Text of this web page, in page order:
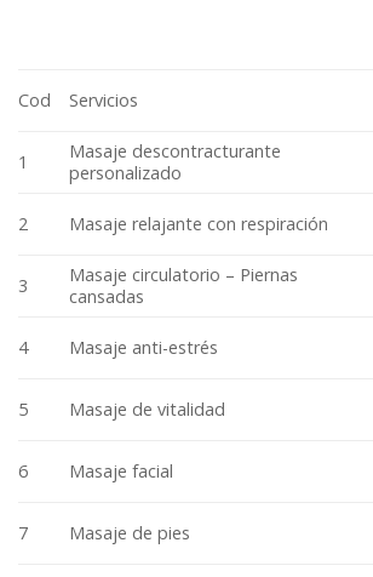
Cod Servicios
1
Masaje descontracturante
personalizado
2 Masaje relajante con respiración
3
Masaje circulatorio – Piernas
cansadas
4 Masaje anti-estrés
5 Masaje de vitalidad
6 Masaje facial
7 Masaje de pies